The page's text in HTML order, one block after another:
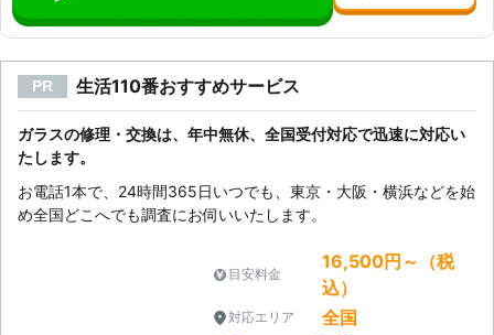
PR 生活110番おすすめサービス
ガラスの修理・交換は、年中無休、全国受付対応で迅速に対応い
たします。
お電話1本で、24時間365日いつでも、東京・大阪・横浜などを始
め全国どこへでも調査にお伺いいたします。
目安料金
16,500円～（税
込）
対応エリア 全国